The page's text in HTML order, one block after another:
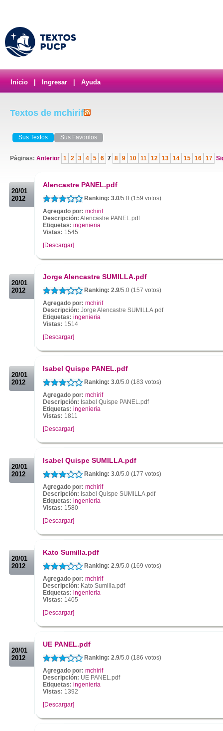
Inicio Ingresar Ayuda
Textos de mchirif
Sus Textos Sus Favoritos
Páginas: Anterior 1 2 3 4 5 6 7 8 9 10 11 12 13 14 15 16 17
20/01
2012
Alencastre PANEL.pdf
Ranking: 3.0/5.0 (159 votos)
Agregado por: mchirif
Descripción: Alencastre PANEL.pdf
Etiquetas: ingenieria
Vistas: 1545
[Descargar]
20/01
2012
Jorge Alencastre SUMILLA.pdf
Ranking: 2.9/5.0 (157 votos)
Agregado por: mchirif
Descripción: Jorge Alencastre SUMILLA.pdf
Etiquetas: ingenieria
Vistas: 1514
[Descargar]
20/01
2012
Isabel Quispe PANEL.pdf
Ranking: 3.0/5.0 (183 votos)
Agregado por: mchirif
Descripción: Isabel Quispe PANEL.pdf
Etiquetas: ingenieria
Vistas: 1811
[Descargar]
20/01
2012
Isabel Quispe SUMILLA.pdf
Ranking: 3.0/5.0 (177 votos)
Agregado por: mchirif
Descripción: Isabel Quispe SUMILLA.pdf
Etiquetas: ingenieria
Vistas: 1580
[Descargar]
20/01
2012
Kato Sumilla.pdf
Ranking: 2.9/5.0 (169 votos)
Agregado por: mchirif
Descripción: Kato Sumilla.pdf
Etiquetas: ingenieria
Vistas: 1405
[Descargar]
20/01
2012
UE PANEL.pdf
Ranking: 2.9/5.0 (186 votos)
Agregado por: mchirif
Descripción: UE PANEL.pdf
Etiquetas: ingenieria
Vistas: 1392
[Descargar]